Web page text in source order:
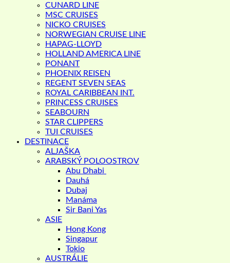
CUNARD LINE
MSC CRUISES
NICKO CRUISES
NORWEGIAN CRUISE LINE
HAPAG-LLOYD
HOLLAND AMERICA LINE
PONANT
PHOENIX REISEN
REGENT SEVEN SEAS
ROYAL CARIBBEAN INT.
PRINCESS CRUISES
SEABOURN
STAR CLIPPERS
TUI CRUISES
DESTINACE
ALJAŠKA
ARABSKÝ POLOOSTROV
Abu Dhabi
Dauhá
Dubaj
Manáma
Sir Bani Yas
ASIE
Hong Kong
Singapur
Tokio
AUSTRÁLIE